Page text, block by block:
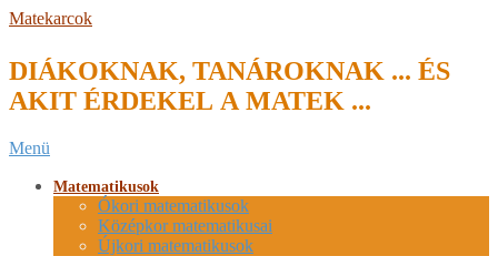
Skip
content
Matekarcok
DIÁKOKNAK, TANÁROKNAK ... ÉS
AKIT ÉRDEKEL A MATEK ...
Secondary
Menu
Menü
Matematikusok
Ókori matematikusok
Középkor matematikusai
Újkori matematikusok